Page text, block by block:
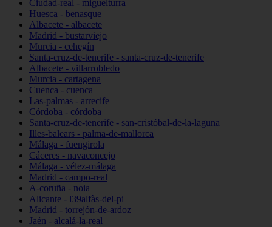
Ciudad-real - miguelturra
Huesca - benasque
Albacete - albacete
Madrid - bustarviejo
Murcia - cehegín
Santa-cruz-de-tenerife - santa-cruz-de-tenerife
Albacete - villarrobledo
Murcia - cartagena
Cuenca - cuenca
Las-palmas - arrecife
Córdoba - córdoba
Santa-cruz-de-tenerife - san-cristóbal-de-la-laguna
Illes-balears - palma-de-mallorca
Málaga - fuengirola
Cáceres - navaconcejo
Málaga - vélez-málaga
Madrid - campo-real
A-coruña - noia
Alicante - l39alfàs-del-pi
Madrid - torrejón-de-ardoz
Jaén - alcalá-la-real